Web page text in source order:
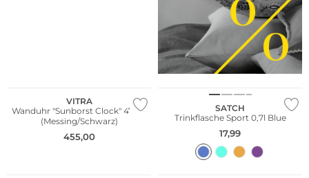
VITRA
Wanduhr "Sunborst Clock" 47cm
(Messing/Schwarz)
455,00
Nachhaltig
SATCH
Trinkflasche Sport 0,7l Blue
17,99